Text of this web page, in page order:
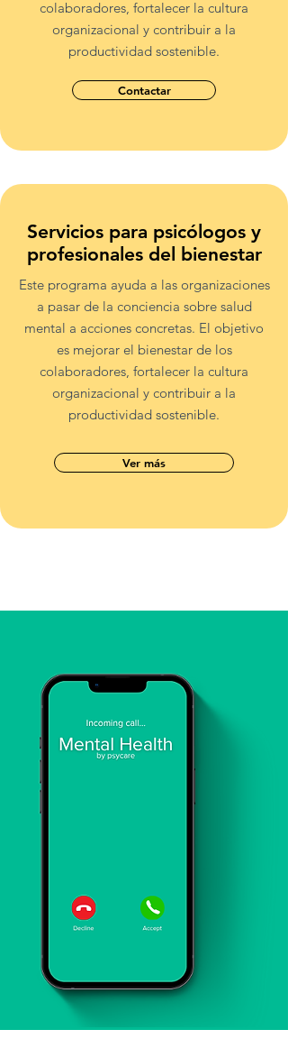
colaboradores, fortalecer la cultura
organizacional y contribuir a la
productividad sostenible.
Contactar
Servicios para psicólogos y
profesionales del bienestar
Este programa ayuda a las organizaciones
a pasar de la conciencia sobre salud
mental a acciones concretas. El objetivo
es mejorar el bienestar de los
colaboradores, fortalecer la cultura
organizacional y contribuir a la
productividad sostenible.
Ver más